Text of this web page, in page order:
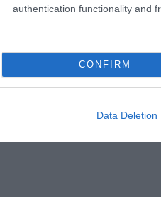
authentication functionality and
CONFIRM
Data Deletion